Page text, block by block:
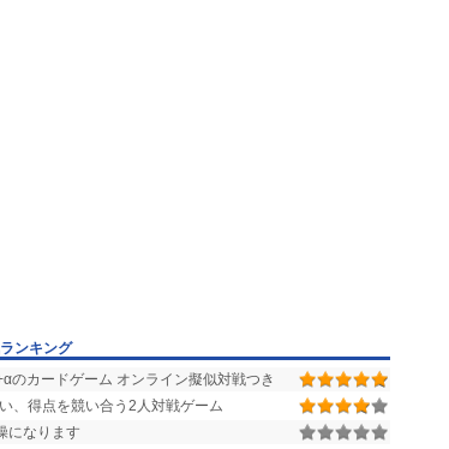
ンキング
のカードゲーム オンライン擬似対戦つき
、得点を競い合う2人対戦ゲーム
になります